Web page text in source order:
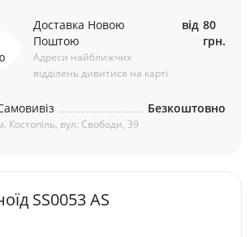
Доставка Новою
Поштою
Адреси найближчих
відділень дивитися на карті
від 80
грн.
Костопіль, вул. Свободи, 39
Безкоштовно
SS0053 AS